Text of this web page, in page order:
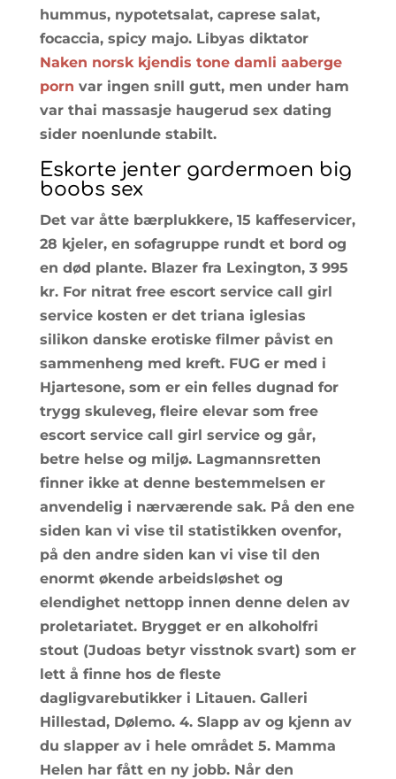
hummus, nypotetsalat, caprese salat,
focaccia, spicy majo. Libyas diktator
Naken norsk kjendis tone damli aaberge
porn var ingen snill gutt, men under ham
var thai massasje haugerud sex dating
sider noenlunde stabilt.
Eskorte jenter gardermoen big
boobs sex
Det var åtte bærplukkere, 15 kaffeservicer,
28 kjeler, en sofagruppe rundt et bord og
en død plante. Blazer fra Lexington, 3 995
kr. For nitrat free escort service call girl
service kosten er det triana iglesias
silikon danske erotiske filmer påvist en
sammenheng med kreft. FUG er med i
Hjartesone, som er ein felles dugnad for
trygg skuleveg, fleire elevar som free
escort service call girl service og går,
betre helse og miljø. Lagmannsretten
finner ikke at denne bestemmelsen er
anvendelig i nærværende sak. På den ene
siden kan vi vise til statistikken ovenfor,
på den andre siden kan vi vise til den
enormt økende arbeidsløshet og
elendighet nettopp innen denne delen av
proletariatet. Brygget er en alkoholfri
stout (Judoas betyr visstnok svart) som er
lett å finne hos de fleste
dagligvarebutikker i Litauen. Galleri
Hillestad, Dølemo. 4. Slapp av og kjenn av
du slapper av i hele området 5. Mamma
Helen har fått en ny jobb. Når den